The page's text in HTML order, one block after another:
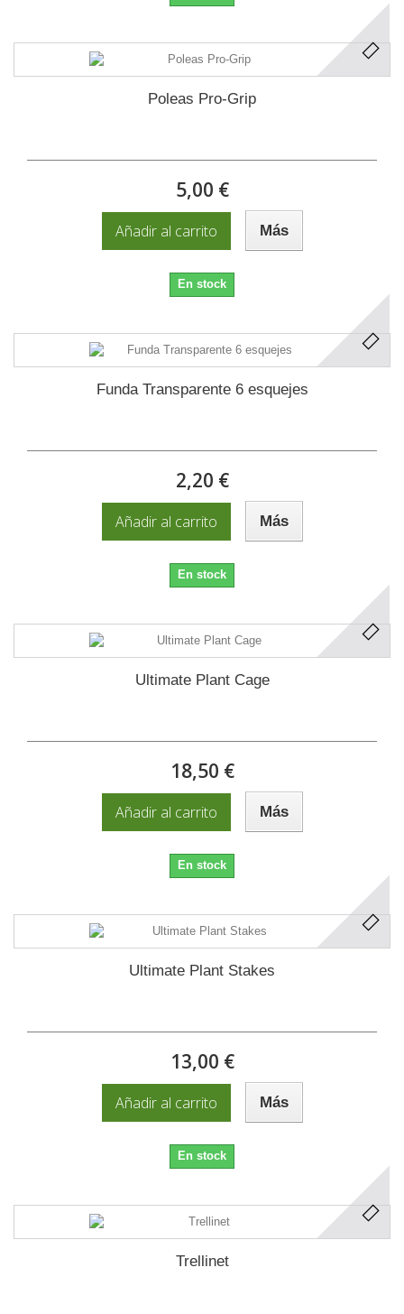
Poleas Pro-Grip
5,00 €
Añadir al carrito Más
En stock
Funda Transparente 6 esquejes
2,20 €
Añadir al carrito Más
En stock
Ultimate Plant Cage
18,50 €
Añadir al carrito Más
En stock
Ultimate Plant Stakes
13,00 €
Añadir al carrito Más
En stock
Trellinet